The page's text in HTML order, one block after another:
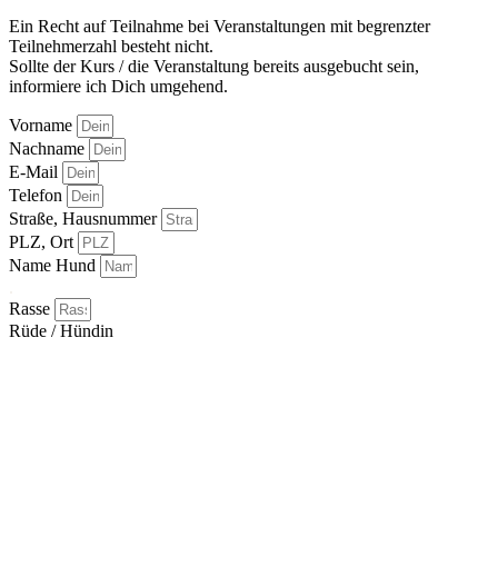
Ein Recht auf Teilnahme bei Veranstaltungen mit begrenzter
Teilnehmerzahl besteht nicht.
Sollte der Kurs / die Veranstaltung bereits ausgebucht sein,
informiere ich Dich umgehend.
Vorname
Nachname
E-Mail
Telefon
Straße, Hausnummer
PLZ, Ort
Name Hund
Rasse
Rüde / Hündin